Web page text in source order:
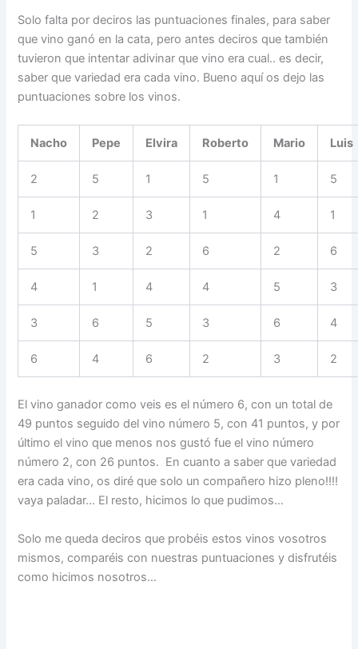
Solo falta por deciros las puntuaciones finales, para saber
que vino ganó en la cata, pero antes deciros que también
tuvieron que intentar adivinar que vino era cual.. es decir,
saber que variedad era cada vino. Bueno aquí os dejo las
puntuaciones sobre los vinos.
Nacho Pepe Elvira Roberto Mario Luis
2 5 1 5 1 5
1 2 3 1 4 1
5 3 2 6 2 6
4 1 4 4 5 3
3 6 5 3 6 4
6 4 6 2 3 2
El vino ganador como veis es el número 6, con un total de
49 puntos seguido del vino número 5, con 41 puntos, y por
último el vino que menos nos gustó fue el vino número
número 2, con 26 puntos. En cuanto a saber que variedad
era cada vino, os diré que solo un compañero hizo pleno!!!!
vaya paladar… El resto, hicimos lo que pudimos…
Solo me queda deciros que probéis estos vinos vosotros
mismos, comparéis con nuestras puntuaciones y disfrutéis
como hicimos nosotros…